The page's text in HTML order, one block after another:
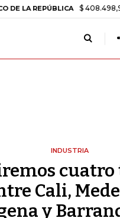
$ 408.498,97 +$
INDUSTRIA
cuatro
Cali,
y